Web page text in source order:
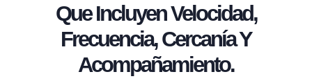
Que Incluyen Velocidad,
Frecuencia, Cercanía Y
Acompañamiento.